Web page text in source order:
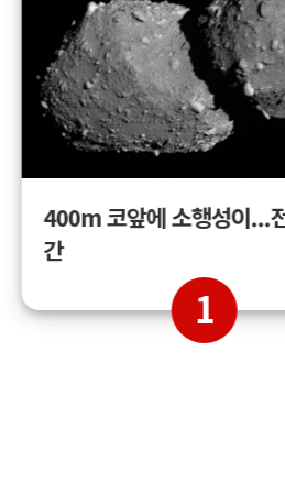
400m 코앞에 소행성이...
간
1